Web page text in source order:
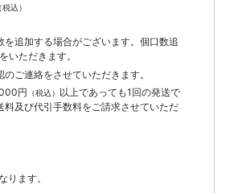
税込）
追加する場合がございます。個口数追
をいただきます。
ご連絡をさせていただきます。
円 （税込） 以上であっても1回の発送で
料及び代引手数料をご請求させていただ
ります。